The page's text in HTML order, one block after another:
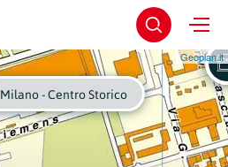
Geoplan.it
Milano - Centro Storico